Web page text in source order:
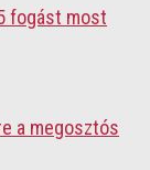
fogást most
a megosztós